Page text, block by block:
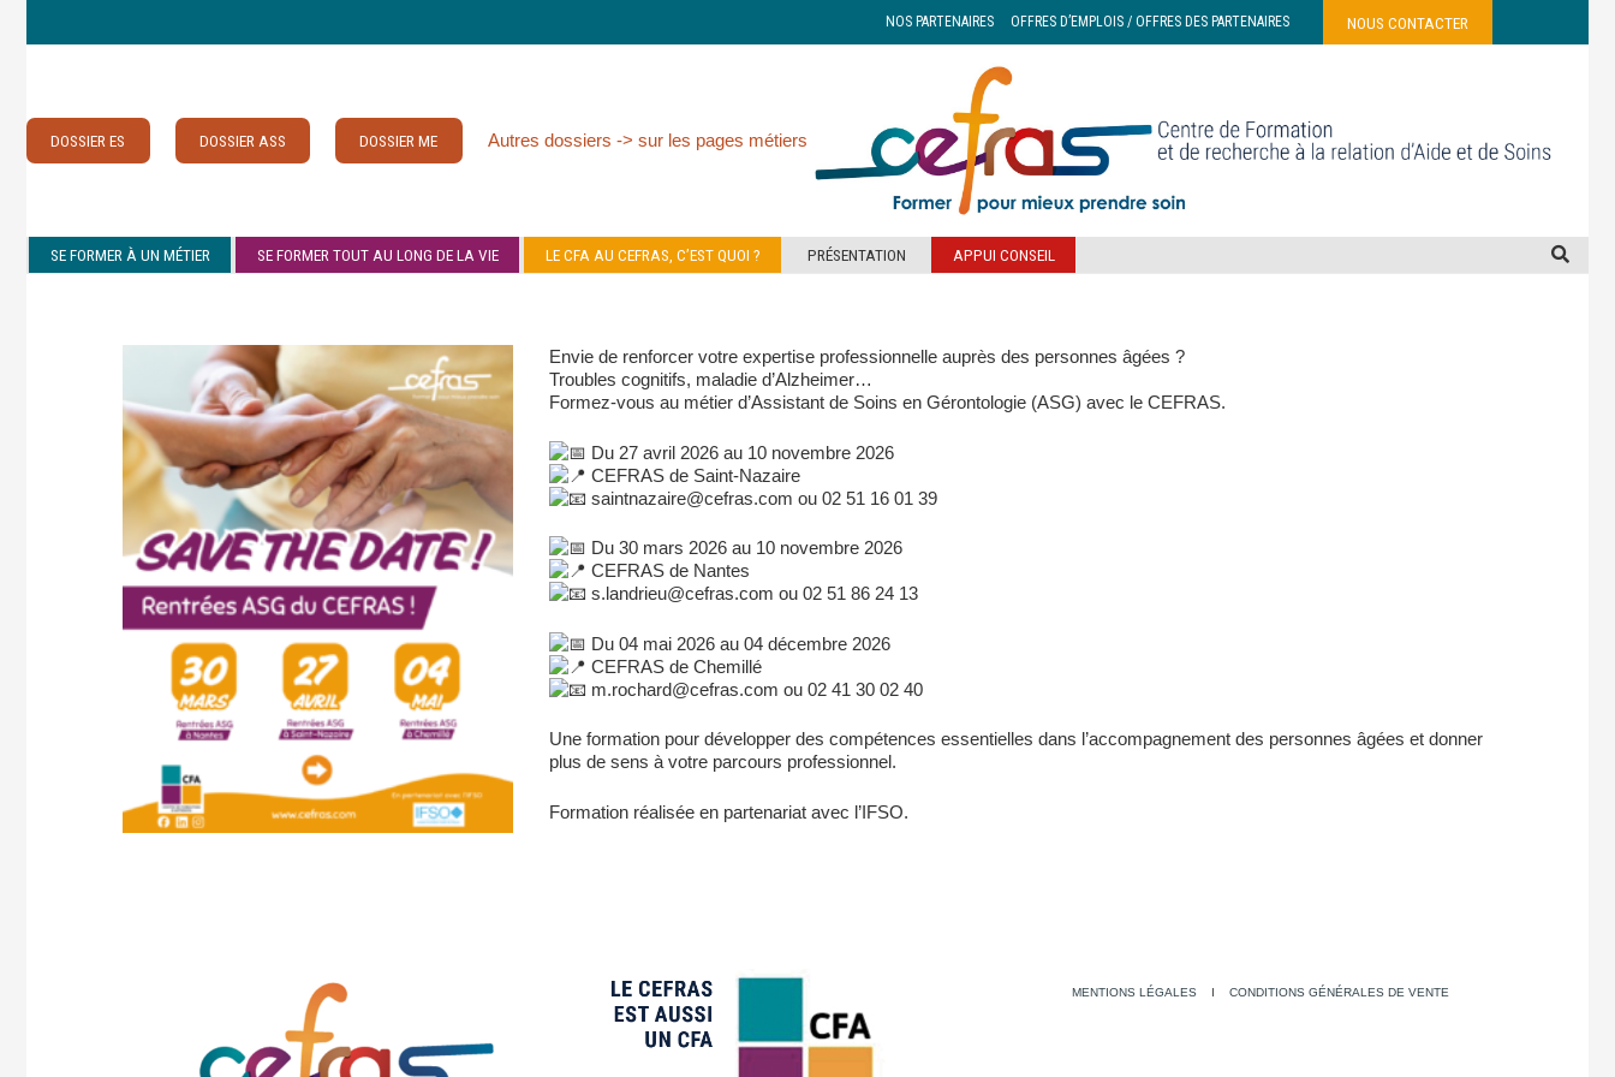
NOS PARTENAIRES OFFRES D’EMPLOIS / OFFRES DES PARTENAIRES NOUS CONTACTER
DOSSIER ES DOSSIER ASS DOSSIER ME Autres dossiers -> sur les pages métiers
SE FORMER À UN MÉTIER SE FORMER TOUT AU LONG DE LA VIE LE CFA AU CEFRAS, C’EST QUOI ? PRÉSENTATION APPUI CONSEIL
Envie de renforcer votre expertise professionnelle auprès des personnes âgées ?
Troubles cognitifs, maladie d’Alzheimer…
Formez-vous au métier d’Assistant de Soins en Gérontologie (ASG) avec le CEFRAS.
Du 27 avril 2026 au 10 novembre 2026
CEFRAS de Saint-Nazaire
saintnazaire@cefras.com ou 02 51 16 01 39
Du 30 mars 2026 au 10 novembre 2026
CEFRAS de Nantes
s.landrieu@cefras.com ou 02 51 86 24 13
Du 04 mai 2026 au 04 décembre 2026
CEFRAS de Chemillé
m.rochard@cefras.com ou 02 41 30 02 40
Une formation pour développer des compétences essentielles dans l’accompagnement des personnes âgées et donner
plus de sens à votre parcours professionnel.
Formation réalisée en partenariat avec l’IFSO.
MENTIONS LÉGALES I CONDITIONS GÉNÉRALES DE VENTE